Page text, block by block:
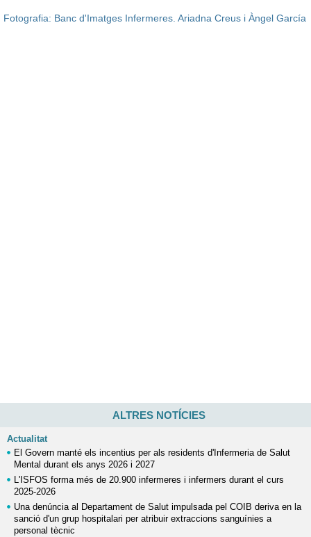
Fotografia: Banc d'Imatges Infermeres. Ariadna Creus i Àngel García
ALTRES NOTÍCIES
Actualitat
El Govern manté els incentius per als residents d'Infermeria de Salut
Mental durant els anys 2026 i 2027
L'ISFOS forma més de 20.900 infermeres i infermers durant el curs
2025-2026
Una denúncia al Departament de Salut impulsada pel COIB deriva en la
sanció d'un grup hospitalari per atribuir extraccions sanguínies a
personal tècnic